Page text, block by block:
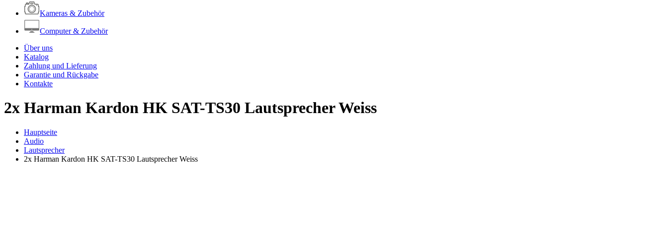
Kameras & Zubehör
Computer & Zubehör
Über uns
Katalog
Zahlung und Lieferung
Garantie und Rückgabe
Kontakte
2x Harman Kardon HK SAT-TS30 Lautsprecher Weiss
Hauptseite
Audio
Lautsprecher
2x Harman Kardon HK SAT-TS30 Lautsprecher Weiss